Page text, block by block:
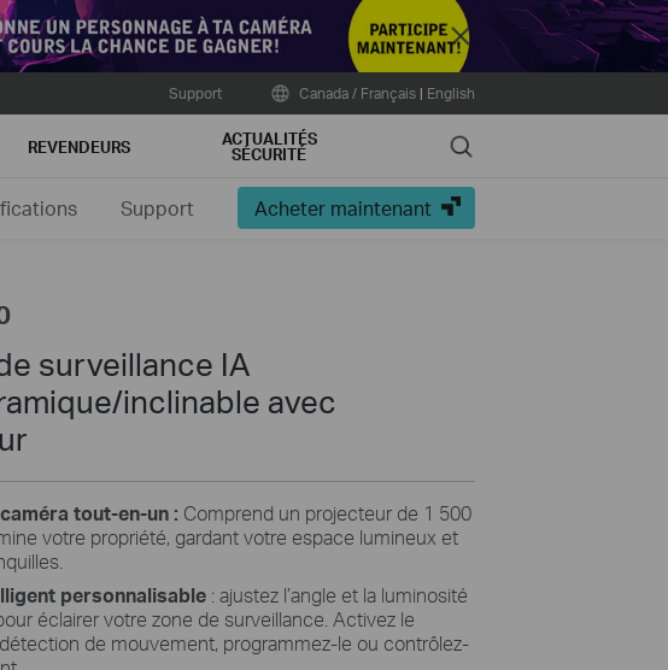
Close
Support Canada / Français | English
REVENDEURS ACTUALITÉS
SÉCURITÉ Search
Support Acheter maintenant
surveillance IA
inclinable avec
tout-en-un : Comprend un projecteur de 1 500
votre propriété, gardant votre espace lumineux et
personnalisable : ajustez l’angle et la luminosité
éclairer votre zone de surveillance. Activez le
de mouvement, programmez-le ou contrôlez-